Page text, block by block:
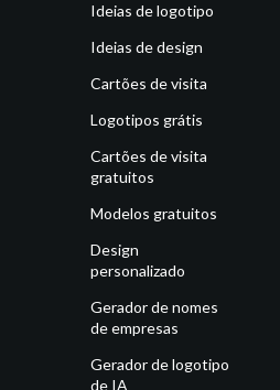
Ideias de logotipo
Ideias de design
Cartões de visita
Logotipos grátis
Cartões de visita
gratuitos
Modelos gratuitos
Design
personalizado
Gerador de nomes
de empresas
Gerador de logotipo
de IA